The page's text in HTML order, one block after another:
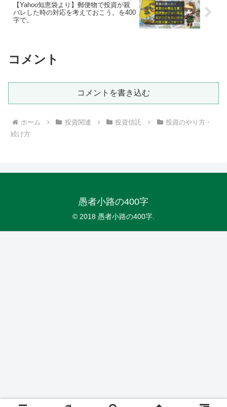
【Yahoo知恵袋より】郵便物で投資が親
バレした時の対応を考えておこう。を400
字で。
コメント
コメントを書き込む
ホーム 投資関連 投資信託
投資のやり方・
続け方
愚者小路の400字
© 2018 愚者小路の400字.